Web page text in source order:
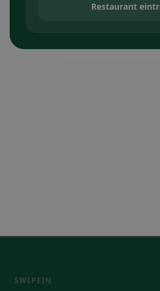
Restaurant
SWIPEIN